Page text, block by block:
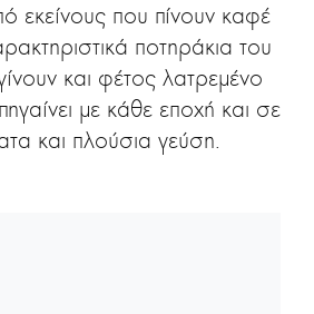
εκείνους που πίνουν καφέ
ποτηράκια του
και φέτος λατρεμένο
με κάθε εποχή και σε
και πλούσια γεύση.